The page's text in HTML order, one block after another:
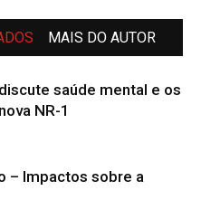
MAIS DO AUTOR
saúde mental e os
NR-1
– Impactos sobre a